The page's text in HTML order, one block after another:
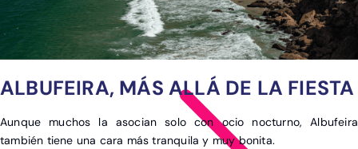
ALBUFEIRA, MÁS ALLÁ DE LA FIESTA
Aunque muchos la asocian solo con ocio nocturno, Albufeira
también tiene una cara más tranquila y muy bonita.